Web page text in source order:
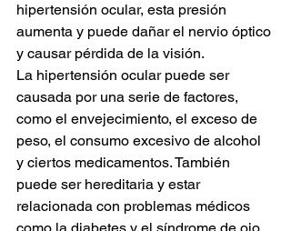
hipertensión ocular, esta presión
aumenta y puede dañar el nervio óptico
y causar pérdida de la visión.
La hipertensión ocular puede ser
causada por una serie de factores,
como el envejecimiento, el exceso de
peso, el consumo excesivo de alcohol
y ciertos medicamentos. También
puede ser hereditaria y estar
relacionada con problemas médicos